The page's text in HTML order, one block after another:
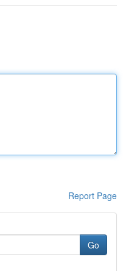
Report Page
Go